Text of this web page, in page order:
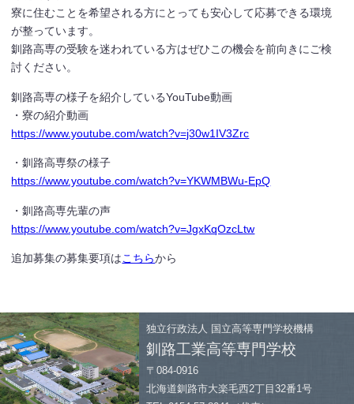
寮に住むことを希望される方にとっても安心して応募できる環境
が整っています。
釧路高専の受験を迷われている方はぜひこの機会を前向きにご検
討ください。
釧路高専の様子を紹介しているYouTube動画
・寮の紹介動画
https://www.youtube.com/watch?v=j30w1IV3Zrc
・釧路高専祭の様子
https://www.youtube.com/watch?v=YKWMBWu-EpQ
・釧路高専先輩の声
https://www.youtube.com/watch?v=JgxKqOzcLtw
追加募集の募集要項はこちらから
独立行政法人 国立高等専門学校機構
釧路工業高等専門学校
〒084-0916
北海道釧路市大楽毛西2丁目32番1号